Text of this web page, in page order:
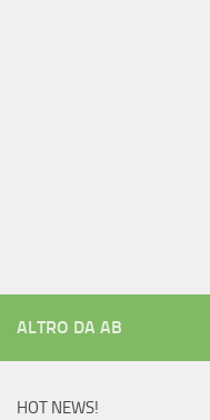
ALTRO DA AB
HOT NEWS!